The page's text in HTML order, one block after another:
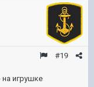
#19
игрушке